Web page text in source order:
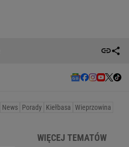
News Porady Kiełbasa Wieprzowina
WIĘCEJ TEMATÓW